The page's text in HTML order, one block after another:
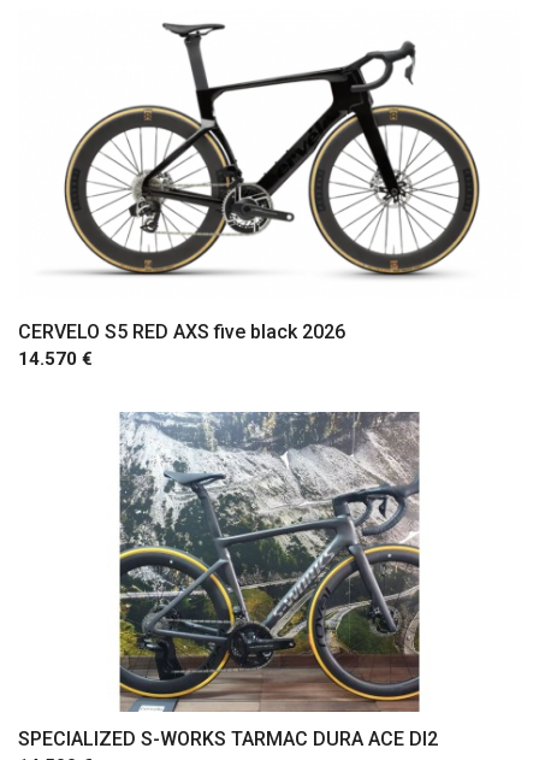
CERVELO S5 RED AXS five black 2026
14.570 €
SPECIALIZED S-WORKS TARMAC DURA ACE DI2